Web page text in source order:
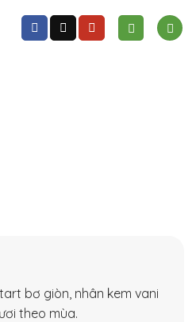
bơ giòn, nhân kem vani
theo mùa.